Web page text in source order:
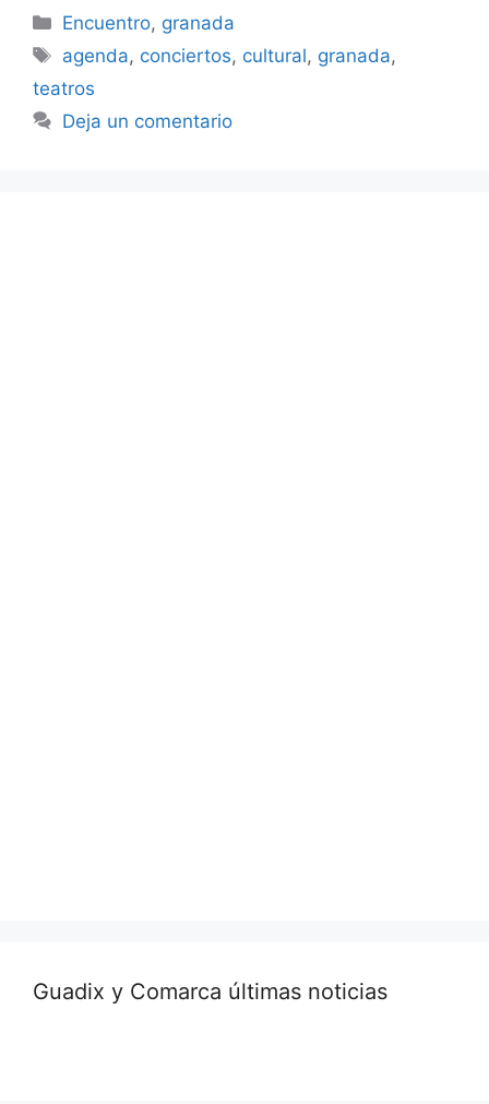
Categorías
Encuentro, granada
Etiquetas
agenda, conciertos, cultural, granada,
teatros
Deja un comentario
Guadix y Comarca últimas noticias